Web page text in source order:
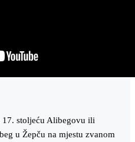
17. stoljeću Alibegovu ili
u Žepču na mjestu zvanom